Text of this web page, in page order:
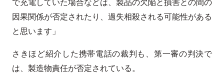
因果関係が否定されたり、過失相殺される可能性がある
と思います」
さきほど紹介した携帯電話の裁判も、第一審の判決で
は、製造物責任が否定されている。